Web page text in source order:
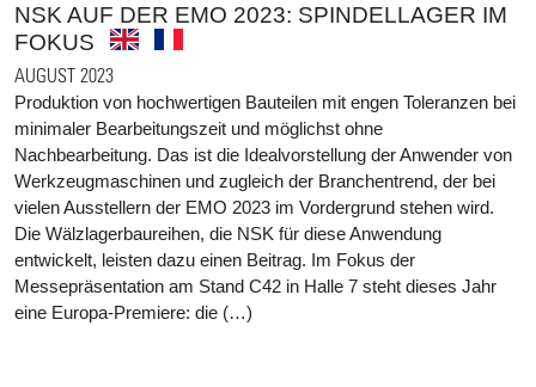
NSK AUF DER EMO 2023: SPINDELLAGER IM
FOKUS
AUGUST 2023
Produktion von hochwertigen Bauteilen mit engen Toleranzen bei
minimaler Bearbeitungszeit und möglichst ohne
Nachbearbeitung. Das ist die Idealvorstellung der Anwender von
Werkzeugmaschinen und zugleich der Branchentrend, der bei
vielen Ausstellern der EMO 2023 im Vordergrund stehen wird.
Die Wälzlagerbaureihen, die NSK für diese Anwendung
entwickelt, leisten dazu einen Beitrag. Im Fokus der
Messepräsentation am Stand C42 in Halle 7 steht dieses Jahr
eine Europa-Premiere: die (…)